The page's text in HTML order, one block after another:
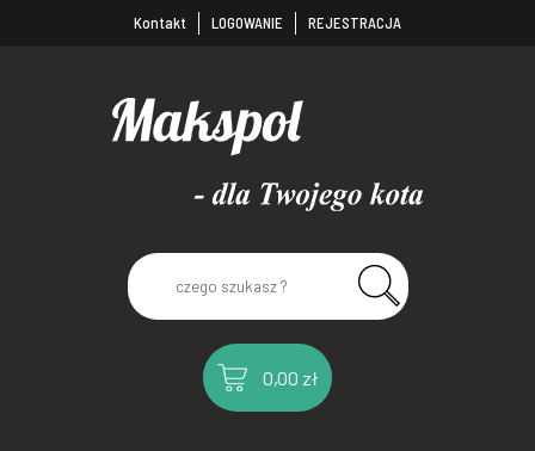
Kontakt LOGOWANIE REJESTRACJA
0,00 zł